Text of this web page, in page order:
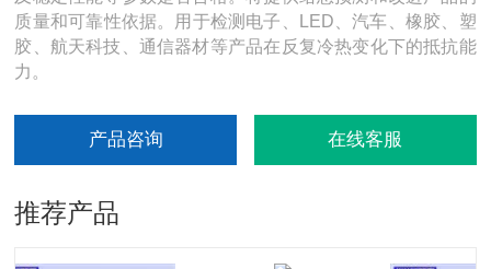
质量和可靠性依据。用于检测电子、LED、汽车、橡胶、塑
胶、航天科技、通信器材等产品在反复冷热变化下的抵抗能
力。
产品咨询 在线客服
推荐产品